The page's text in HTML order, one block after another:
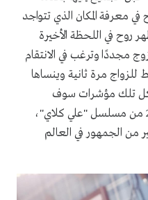
معرفة المكان الذي تتواجد
روح في اللحظة الأخيرة
مجددًا وترغب في الانتقام
مرة ثانية وينساها
تلك مؤشرات سوف
تنكشف بشكل واضح في الحلقة 29 من مسلسل "علي كلاي"،
من الجمهور في العالم